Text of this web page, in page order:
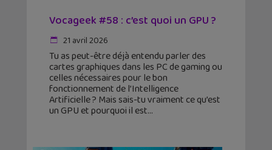
Vocageek #58 : c’est quoi un GPU ?
21 avril 2026
Tu as peut-être déjà entendu parler des
cartes graphiques dans les PC de gaming ou
celles nécessaires pour le bon
fonctionnement de l’Intelligence
Artificielle ? Mais sais-tu vraiment ce qu’est
un GPU et pourquoi il est